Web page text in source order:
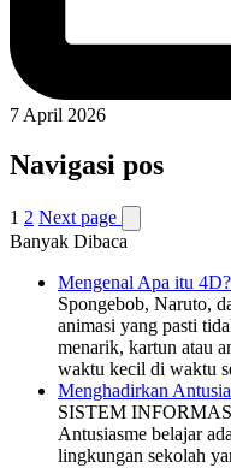
7 April 2026
Navigasi pos
1 2 Next page
Banyak Dibaca
Mengenal Apa itu 4D?
Spongebob, Naruto,
animasi yang pasti
menarik, kartun atau
waktu kecil di waktu
Menghadirkan
SISTEM
Antusiasme belajar
lingkungan sekolah